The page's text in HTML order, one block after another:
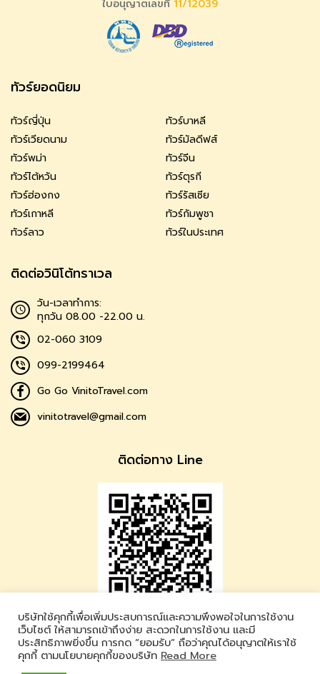
บริษัทใช้คุกกี้เพื่อเพิ่มประสบการณ์และความพึงพอใจในการใช้งาน
เว็บไซต์ ให้สามารถเข้าถึงง่าย สะดวกในการใช้งาน และมี
ประสิทธิภาพยิ่งขึ้น การกด “ยอมรับ” ถือว่าคุณได้อนุญาตให้เราใช้
คุกกี้ ตามนโยบายคุกกี้ของบริษัท Read More
ใบอนุญาตเลขที่ 11/12039
ทัวร์ยอดนิยม
ทัวร์ญี่ปุ่น
ทัวร์บาหลี
ทัวร์เวียดนาม
ทัวร์มัลดีฟส์
ทัวร์พม่า
ทัวร์จีน
ทัวร์ไต้หวัน
ทัวร์ตุรกี
ทัวร์ฮ่องกง
ทัวร์รัสเซีย
ทัวร์เกาหลี
ทัวร์กัมพูชา
ทัวร์ลาว
ทัวร์ในประเทศ
ติดต่อวินิโต้ทราเวล
วัน-เวลาทำการ:
ทุกวัน 08.00 -22.00 น.
02-060 3109
099-2199464
Go Go VinitoTravel.com
vinitotravel@gmail.com
ติดต่อทาง Line
Vinito Travel
LINE ID : @vinitotravel